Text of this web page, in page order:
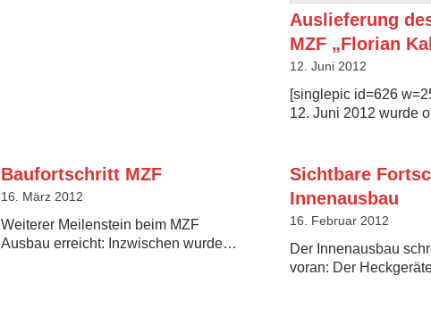
Auslieferung
MZF „Florian
12. Juni 2012
[singlepic id=626
12. Juni 2012 wurde
Baufortschritt MZF
16. März 2012
Weiterer Meilenstein beim MZF
Ausbau erreicht: Inzwischen wurde…
Sichtbare
Innenausbau
16. Februar 2012
Der Innenausbau
voran: Der